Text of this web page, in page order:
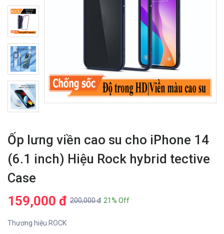
Ốp lưng viền cao su cho iPhone 14
(6.1 inch) Hiệu Rock hybrid tective
Case
159,000 đ 200,000 đ 21% Off
Thương hiệu ROCK